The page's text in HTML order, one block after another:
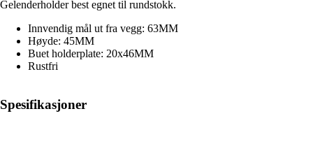
Gelenderholder best egnet til rundstokk.
Innvendig mål ut fra vegg: 63MM
Høyde: 45MM
Buet holderplate: 20x46MM
Rustfri
Spesifikasjoner